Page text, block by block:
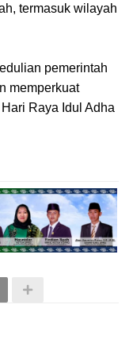
termasuk wilayah
pemerintah
memperkuat
Raya Idul Adha